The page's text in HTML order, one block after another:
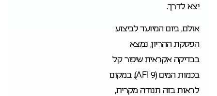
יצא לדרך.
אולם, ביום המיועד לביצוע
הפסקת ההריון, נמצא
בבדיקה אקראית שיפור קל
בכמות המים (AFI 9). במקום
לראות בזה תנודה מקרית,